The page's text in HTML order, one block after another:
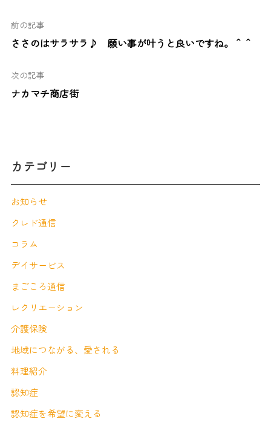
前の記事
ささのはサラサラ♪ 願い事が叶うと良いですね。＾＾
次の記事
ナカマチ商店街
カテゴリー
お知らせ
クレド通信
コラム
デイサービス
まごころ通信
レクリエーション
介護保険
地域につながる、愛される
料理紹介
認知症
認知症を希望に変える